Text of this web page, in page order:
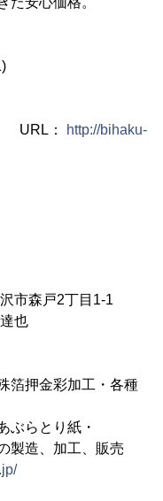
URL：
http://bihaku-
森戸2丁目1-1
也
箔押金彩加工・各種
とり紙・
、加工、販売